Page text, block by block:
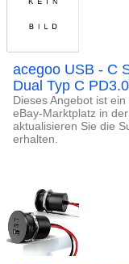
acegoo USB - C
Dual Typ C
Dieses Angebot ist
eBay-Marktplatz in
aktualisieren Sie die
erhalten.